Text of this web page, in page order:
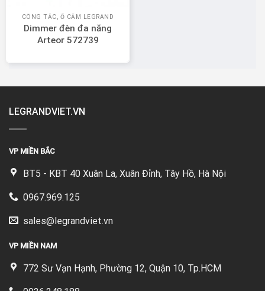
CÔNG TẮC, Ổ CẮM LEGRAND
Dimmer đèn đa năng
Arteor 572739
LEGRANDVIET.VN
VP MIỀN BẮC
BT5 - KBT 40 Xuân La, Xuân Đỉnh, Tây Hồ, Hà Nội
0967.969.125
sales@legrandviet.vn
VP MIỀN NAM
772 Sư Vạn Hạnh, Phường 12, Quận 10, Tp.HCM